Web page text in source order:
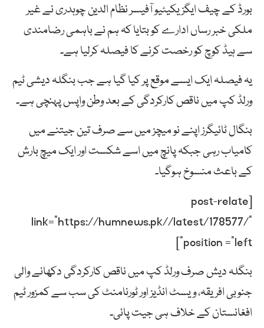
بورڈ کے چیف ایگزیکیٹیو آفیسر نظام الدین چوہدری نے غیر
ملکی خبر رساں ادارے کو بتایا کہ ہم نے باہمی رضامندی
سے ہیڈ کوچ کو رخصت کرنے کا فیصلہ کرلیا ہے۔
یہ فیصلہ ایک ایسے موقع پر کیا گیا ہے جب بنگلہ دیشی ٹیم
ورلڈ کپ میں ناقص کارکردگی کے بعد وطن واپس پہنچی ہے۔
بنگال ٹائیگرز اپنے نو میچز میں سے صرف تین جیتنے میں
کامیاب رہی جبکہ پانچ میں اسے شکست اور ایک میچ بارش
کے باعث منسوخ ہوگیا۔
[post-relate
link=”https://humnews.pk//latest/178577/”
position =”left”]
بنگلہ دیش صرف ورلڈ کپ میں ناقص کارکردگی دکھانے والی
جنوبی افریقہ، ویسٹ انڈیز اور ٹورنامنٹ کی سب سے کمزور ٹیم
افغانستان کے خلاف ہی جیت پائی۔